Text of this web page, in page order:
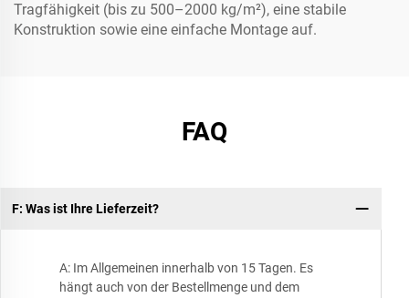
Tragfähigkeit (bis zu 500–2000 kg/m²), eine stabile
Konstruktion sowie eine einfache Montage auf.
FAQ
F: Was ist Ihre Lieferzeit?
A: Im Allgemeinen innerhalb von 15 Tagen. Es
hängt auch von der Bestellmenge und dem